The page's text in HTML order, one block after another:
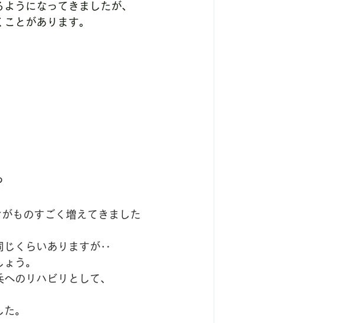
うになってきましたが、
とがあります。
ものすごく増えてきました
じくらいありますが‥
う。
のリハビリとして、
。